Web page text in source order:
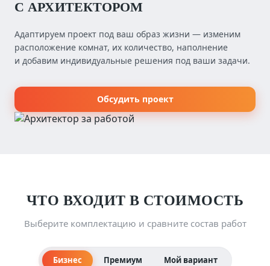
С АРХИТЕКТОРОМ
Адаптируем проект под ваш образ жизни — изменим
расположение комнат, их количество, наполнение
и добавим индивидуальные решения под ваши задачи.
Обсудить проект
ЧТО ВХОДИТ В СТОИМОСТЬ
Выберите комплектацию и сравните состав работ
Бизнес Премиум Мой вариант